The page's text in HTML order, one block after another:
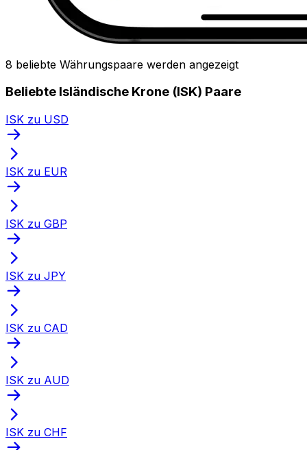
8 beliebte Währungspaare werden angezeigt
Beliebte Isländische Krone (ISK) Paare
ISK zu USD
ISK zu EUR
ISK zu GBP
ISK zu JPY
ISK zu CAD
ISK zu AUD
ISK zu CHF